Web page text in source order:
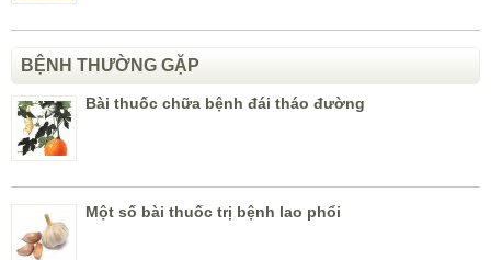
BỆNH THƯỜNG GẶP
Bài thuốc chữa bệnh đái tháo đường
Một số bài thuốc trị bệnh lao phổi